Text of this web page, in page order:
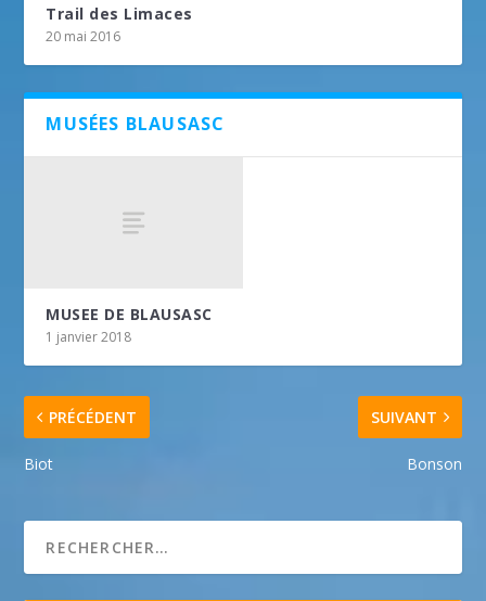
Trail des Limaces
20 mai 2016
MUSÉES BLAUSASC
MUSEE DE BLAUSASC
1 janvier 2018
PRÉCÉDENT
Biot
SUIVANT
Bonson